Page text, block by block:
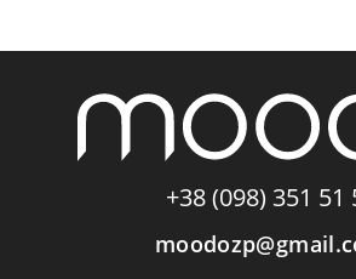
+38 (098) 351 51